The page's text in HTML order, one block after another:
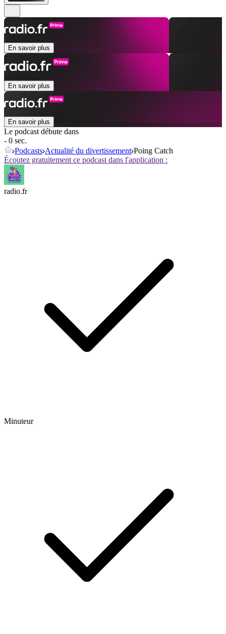
En savoir plus
En savoir plus
En savoir plus
Le podcast débute dans
- 0 sec.
Podcasts Actualité du divertissement Poing Catch
Écoutez gratuitement ce podcast dans l'application :
radio.fr
Minuteur